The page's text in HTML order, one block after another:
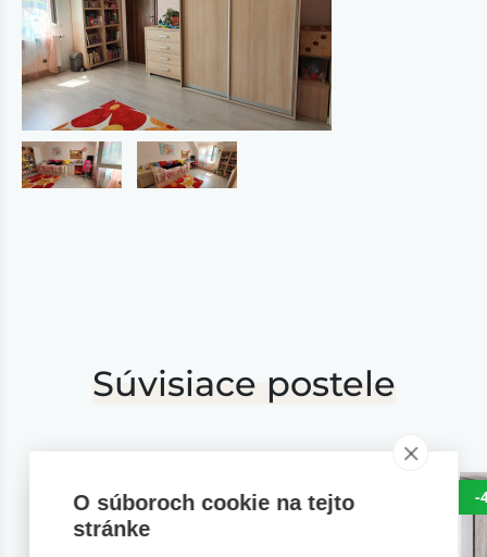
Súvisiace postele
-25% -25% -
O súboroch cookie na tejto
stránke